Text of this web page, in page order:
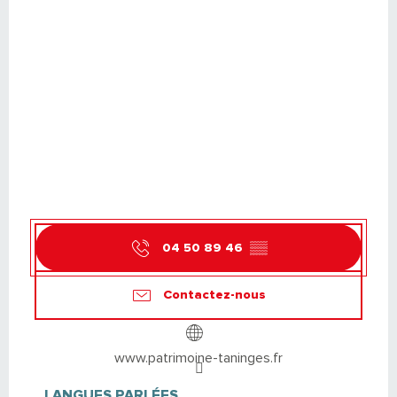
04 50 89 46 ▒▒
Contactez-nous
www.patrimoine-taninges.fr